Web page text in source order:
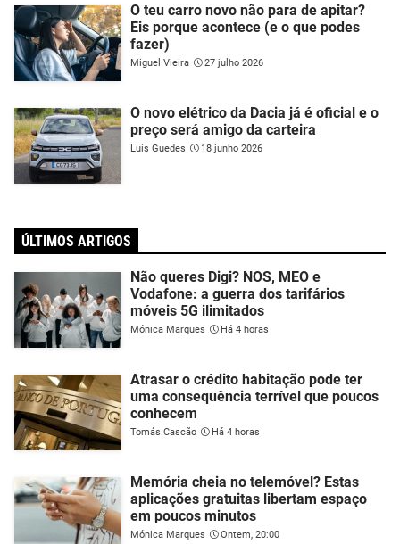
O teu carro novo não para de apitar?
Eis porque acontece (e o que podes
fazer)
Miguel Vieira 27 julho 2026
O novo elétrico da Dacia já é oficial e o
preço será amigo da carteira
Luís Guedes 18 junho 2026
ÚLTIMOS ARTIGOS
Não queres Digi? NOS, MEO e
Vodafone: a guerra dos tarifários
móveis 5G ilimitados
Mónica Marques Há 4 horas
Atrasar o crédito habitação pode ter
uma consequência terrível que poucos
conhecem
Tomás Cascão Há 4 horas
Memória cheia no telemóvel? Estas
aplicações gratuitas libertam espaço
em poucos minutos
Mónica Marques Ontem, 20:00